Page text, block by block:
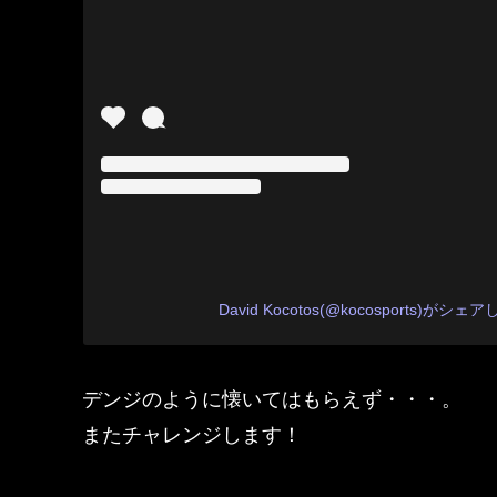
David Kocotos(@kocosports)がシェア
デンジのように懐いてはもらえず・・・。
またチャレンジします！